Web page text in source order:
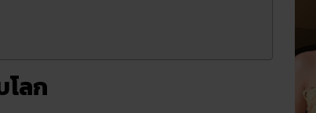
ลก